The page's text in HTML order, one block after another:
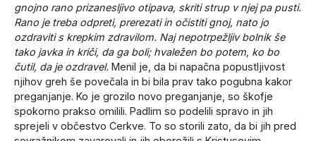
gnojno rano prizanesljivo otipava, skriti strup v njej pa pusti.
Rano je treba odpreti, prerezati in očistiti gnoj, nato jo
ozdraviti s krepkim zdravilom. Naj nepotrpežljiv bolnik še
tako javka in kriči, da ga boli; hvaležen bo potem, ko bo
čutil, da je ozdravel. Menil je, da bi napačna popustljivost
njihov greh še povečala in bi bila prav tako pogubna kakor
preganjanje. Ko je grozilo novo preganjanje, so škofje
spokorno prakso omilili. Padlim so podelili spravo in jih
sprejeli v občestvo Cerkve. To so storili zato, da bi jih pred